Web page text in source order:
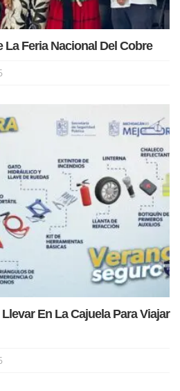
La Feria Nacional Del Cobre
En La Cajuela Para Viajar